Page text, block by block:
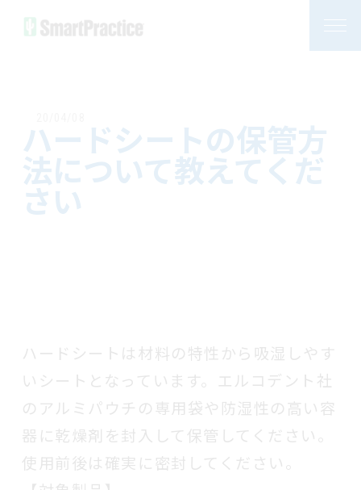
ハードシートの保管方
法について教えてくだ
さい
ハードシートは材料の特性から吸湿しやす
いシートとなっています。エルコデント社
のアルミパウチの専用袋や防湿性の高い容
器に乾燥剤を封入して保管してください。
使用前後は確実に密封してください。